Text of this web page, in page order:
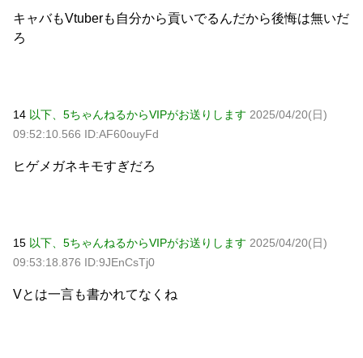
キャバもVtuberも自分から貢いでるんだから後悔は無いだ
ろ
14 以下、5ちゃんねるからVIPがお送りします 2025/04/20(日)
09:52:10.566 ID:AF60ouyFd
ヒゲメガネキモすぎだろ
15 以下、5ちゃんねるからVIPがお送りします 2025/04/20(日)
09:53:18.876 ID:9JEnCsTj0
Vとは一言も書かれてなくね